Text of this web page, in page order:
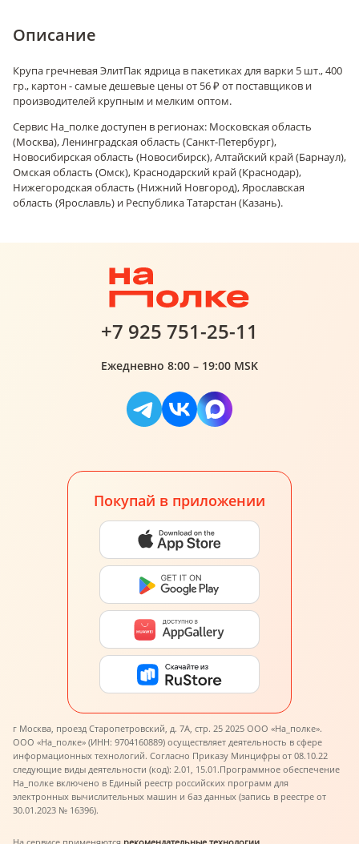
Описание
Крупа гречневая ЭлитПак ядрица в пакетиках для варки 5 шт., 400
гр., картон - самые дешевые цены от 56 ₽ от поставщиков и
производителей крупным и мелким оптом.
Сервис На_полке доступен в регионах: Московская область
(Москва), Ленинградская область (Санкт-Петербург),
Новосибирская область (Новосибирск), Алтайский край (Барнаул),
Омская область (Омск), Краснодарский край (Краснодар),
Нижегородская область (Нижний Новгород), Ярославская
область (Ярославль) и Республика Татарстан (Казань).
+7 925 751-25-11
Ежедневно 8:00 – 19:00 MSK
Покупай в приложении
г Москва, проезд Старопетровский, д. 7А, стр. 25 2025 ООО «На_полке».
ООО «На_полке» (ИНН: 9704160889) осуществляет деятельность в сфере
информационных технологий. Согласно Приказу Минцифры от 08.10.22
следующие виды деятельности (код): 2.01, 15.01.Программное обеспечение
На_полке включено в Единый реестр российских программ для
электронных вычислительных машин и баз данных (запись в реестре от
30.01.2023 № 16396).